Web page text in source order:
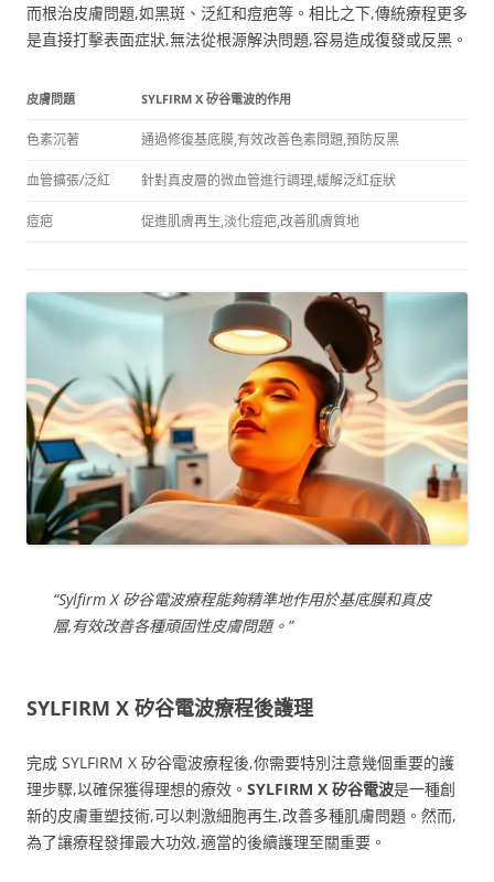
而根治皮膚問題,如黑斑、泛紅和痘疤等。相比之下,傳統療程更多
是直接打擊表面症狀,無法從根源解決問題,容易造成復發或反黑。
皮膚問題 SYLFIRM X 矽谷電波的作用
色素沉著 通過修復基底膜,有效改善色素問題,預防反黑
血管擴張/泛紅 針對真皮層的微血管進行調理,緩解泛紅症狀
痘疤 促進肌膚再生,淡化痘疤,改善肌膚質地
“Sylfirm X 矽谷電波療程能夠精準地作用於基底膜和真皮
層,有效改善各種頑固性皮膚問題。”
SYLFIRM X 矽谷電波療程後護理
完成 SYLFIRM X 矽谷電波療程後,你需要特別注意幾個重要的護
理步驟,以確保獲得理想的療效。 SYLFIRM X 矽谷電波是一種創
新的皮膚重塑技術,可以刺激細胞再生,改善多種肌膚問題。然而,
為了讓療程發揮最大功效,適當的後續護理至關重要。